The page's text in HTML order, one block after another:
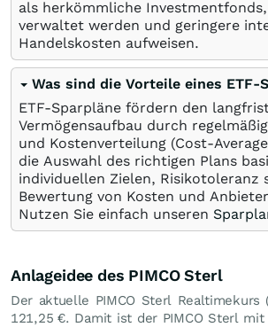
als herkömmliche Investmentfonds,
verwaltet werden und geringere
Handelskosten aufweisen.
Was sind die Vorteile eines ETF-
ETF-Sparpläne fördern den
Vermögensaufbau durch
und Kostenverteilung (Cost-
die Auswahl des richtigen Plans
individuellen Zielen, Risikotoleranz
Bewertung von Kosten und
Nutzen Sie einfach unseren
Anlageidee des PIMCO Sterl
Der aktuelle PIMCO Sterl Realtimekurs
121,25 €. Damit ist der PIMCO Sterl mit